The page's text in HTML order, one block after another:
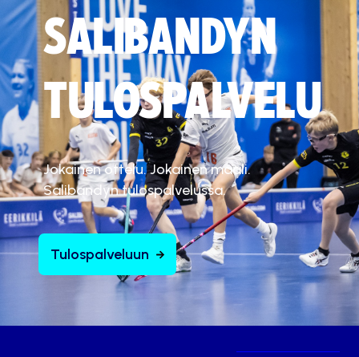
SALIBANDYN
TULOSPALVELU
Jokainen ottelu. Jokainen maali.
Salibandyn tulospalvelussa.
Tulospalveluun